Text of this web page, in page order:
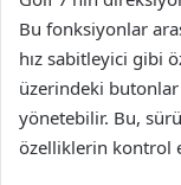
Bu fonksiyonlar
hız sabitleyici gibi
üzerindeki butonlar
yönetebilir. Bu,
özelliklerin kontrol